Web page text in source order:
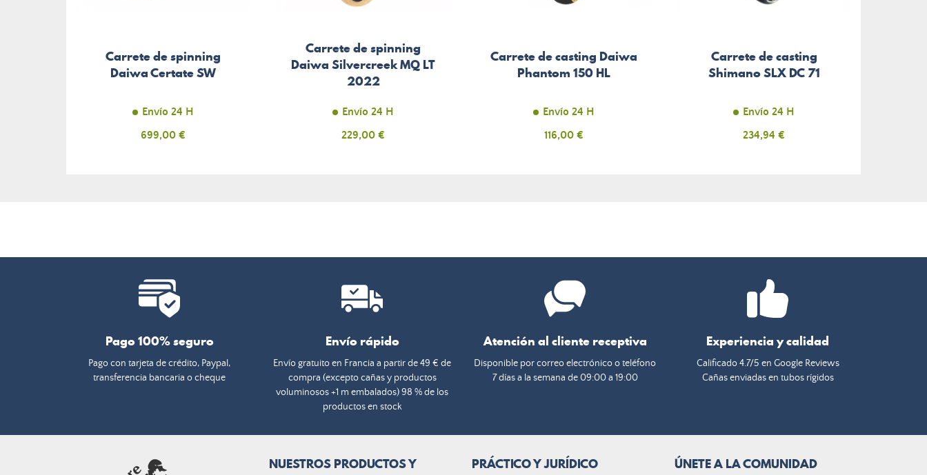
Carrete de spinning
Daiwa Certate SW
Envío 24 H
Precio
699,00 €
Carrete de spinning
Daiwa Silvercreek MQ LT
2022
Envío 24 H
Precio
229,00 €
Carrete de casting Daiwa
Phantom 150 HL
Envío 24 H
Precio
116,00 €
Carrete de casting
Shimano SLX DC 71
Envío 24 H
Precio
234,94 €
Pago 100% seguro
Pago con tarjeta de crédito, Paypal,
transferencia bancaria o cheque
Envío rápido
Envío gratuito en Francia a partir de 49 € de
compra (excepto cañas y productos
voluminosos +1 m embalados) 98 % de los
productos en stock
Atención al cliente receptiva
Disponible por correo electrónico o teléfono
7 días a la semana de 09:00 a 19:00
Experiencia y calidad
Calificado 4.7/5 en Google Reviews
Cañas enviadas en tubos rígidos
NUESTROS PRODUCTOS Y
PRÁCTICO Y JURÍDICO ÚNETE A LA COMUNIDAD